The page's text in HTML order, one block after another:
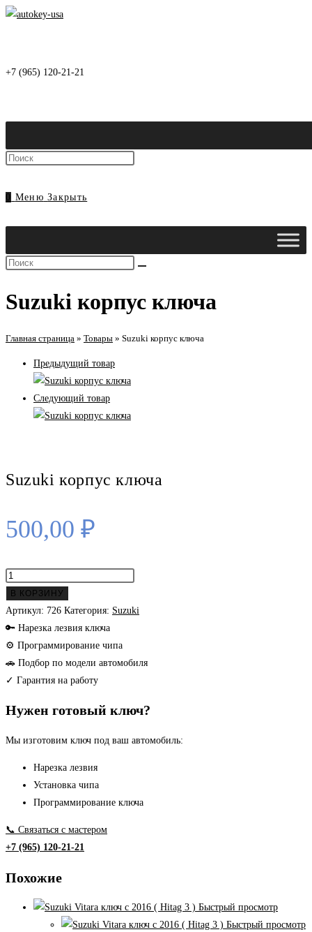
Перейти
+7 (965) 120-21-21
закрыть
0 Меню Закрыть
Поиск
сайте
Suzuki корпус ключа
Главная страница » Товары » Suzuki корпус ключа
Предыдущий товар
Следующий товар
Suzuki корпус ключа
500,00 ₽
Количество
товара
Suzuki
корпус
ключа
В КОРЗИНУ
Артикул: 726 Категория: Suzuki
🔑 Нарезка лезвия ключа
⚙ Программирование чипа
🚗 Подбор по модели автомобиля
✓ Гарантия на работу
Нужен готовый ключ?
Мы изготовим ключ под ваш автомобиль:
Нарезка лезвия
Установка чипа
Программирование ключа
📞 Связаться с мастером
+7 (965) 120-21-21
Похожие
Быстрый просмотр
Быстрый просмотр